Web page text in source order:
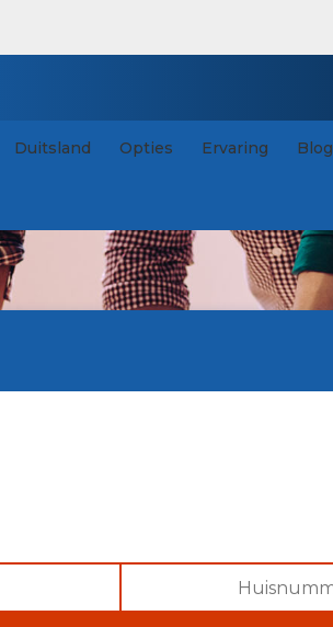
Duitsland Opties Ervaring Blog